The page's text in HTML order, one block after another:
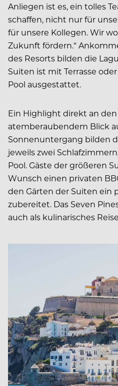
Anliegen ist es, ein tolles
schaffen, nicht nur für
für unsere Kollegen. Wir
Zukunft fördern.“
des Resorts bilden die
Suiten ist mit Terrasse
Pool ausgestattet.
Ein Highlight direkt an
atemberaubendem Blick
Sonnenuntergang bilden
jeweils zwei
Pool. Gäste der größeren
Wunsch einen privaten
den Gärten der Suiten ein
zubereitet. Das Seven
auch als kulinarisches